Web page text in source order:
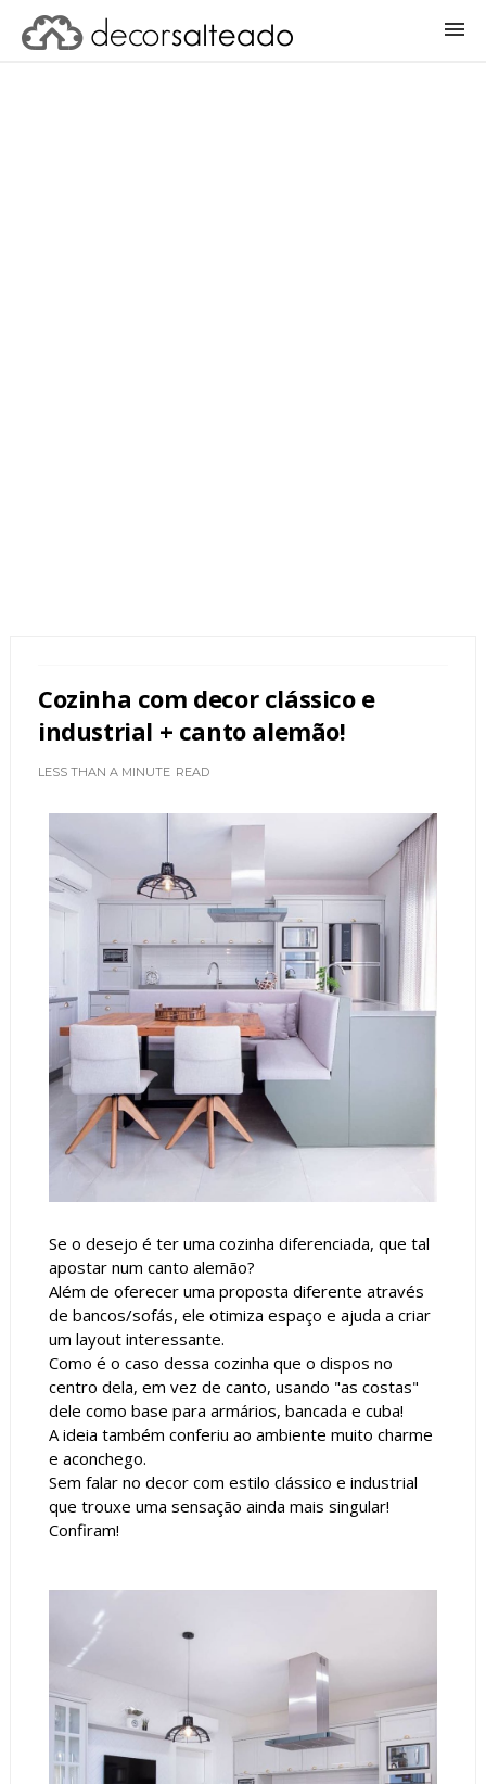
Cozinha com decor clássico e
industrial + canto alemão!
LESS THAN A MINUTE READ
Se o desejo é ter uma cozinha diferenciada, que tal
apostar num canto alemão?
Além de oferecer uma proposta diferente através
de bancos/sofás, ele otimiza espaço e ajuda a criar
um layout interessante.
Como é o caso dessa cozinha que o dispos no
centro dela, em vez de canto, usando "as costas"
dele como base para armários, bancada e cuba!
A ideia também conferiu ao ambiente muito charme
e aconchego.
Sem falar no decor com estilo clássico e industrial
que trouxe uma sensação ainda mais singular!
Confiram!